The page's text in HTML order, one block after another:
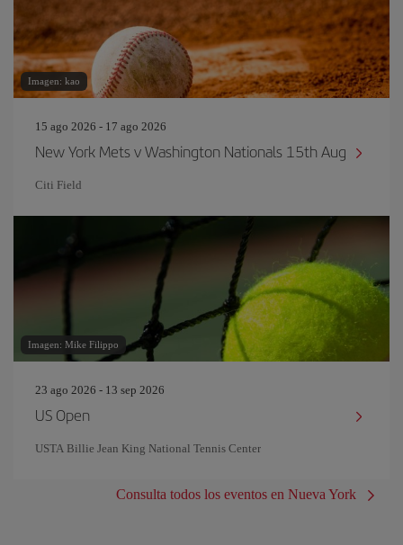
Imagen: kao
15 ago 2026 - 17 ago 2026
New York Mets v Washington Nationals 15th Aug
Citi Field
Imagen: Mike Filippo
23 ago 2026 - 13 sep 2026
US Open
USTA Billie Jean King National Tennis Center
Consulta todos los eventos en Nueva York